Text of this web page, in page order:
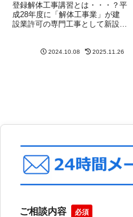
登録解体工事講習とは・・・？平
成28年度に「解体工事業」が建
設業許可の専門工事として新設さ
ました。現在では、専任技術者・
2024.10.08 2025.11.26
ご相談内容 必須